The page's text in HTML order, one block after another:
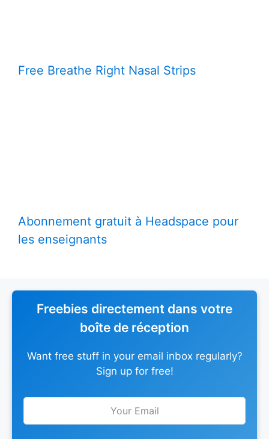
Free Breathe Right Nasal Strips
Abonnement gratuit à Headspace pour
les enseignants
Freebies directement dans votre
boîte de réception
Want free stuff in your email inbox regularly?
Sign up for free!
Leave